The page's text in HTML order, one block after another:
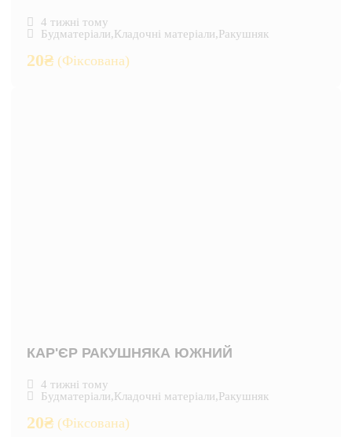
4 тижні тому
Будматеріали,Кладочні матеріали,Ракушняк
20₴ (Фіксована)
КАР'ЄР РАКУШНЯКА ЮЖНИЙ
4 тижні тому
Будматеріали,Кладочні матеріали,Ракушняк
20₴ (Фіксована)